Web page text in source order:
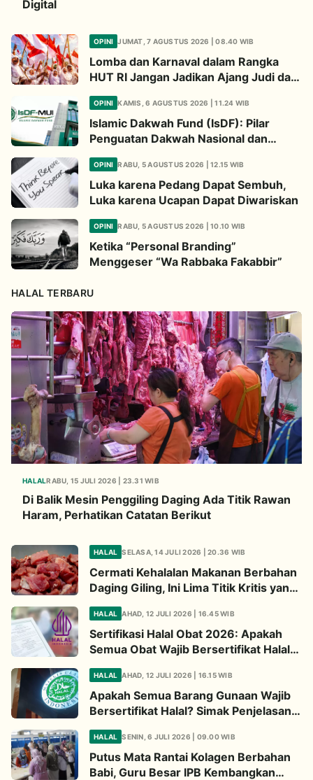
Digital
OPINI JUMAT, 7 AGUSTUS 2026 | 08.40 WIB
Lomba dan Karnaval dalam Rangka
HUT RI Jangan Jadikan Ajang Judi dan
OPINI KAMIS, 6 AGUSTUS 2026 | 11.24 WIB
Islamic Dakwah Fund (IsDF): Pilar
Penguatan Dakwah Nasional dan
OPINI RABU, 5 AGUSTUS 2026 | 12.15 WIB
Luka karena Pedang Dapat Sembuh,
Luka karena Ucapan Dapat Diwariskan
OPINI RABU, 5 AGUSTUS 2026 | 10.10 WIB
Ketika “Personal Branding”
Menggeser “Wa Rabbaka Fakabbir”
HALAL TERBARU
HALALRABU, 15 JULI 2026 | 23.31 WIB
Di Balik Mesin Penggiling Daging Ada Titik Rawan
Haram, Perhatikan Catatan Berikut
HALAL SELASA, 14 JULI 2026 | 20.36 WIB
Cermati Kehalalan Makanan Berbahan
Daging Giling, Ini Lima Titik Kritis yang
HALAL AHAD, 12 JULI 2026 | 16.45 WIB
Sertifikasi Halal Obat 2026: Apakah
Semua Obat Wajib Bersertifikat Halal?
HALAL AHAD, 12 JULI 2026 | 16.15 WIB
Apakah Semua Barang Gunaan Wajib
Bersertifikat Halal? Simak Penjelasan
HALAL SENIN, 6 JULI 2026 | 09.00 WIB
Putus Mata Rantai Kolagen Berbahan
Babi, Guru Besar IPB Kembangkan